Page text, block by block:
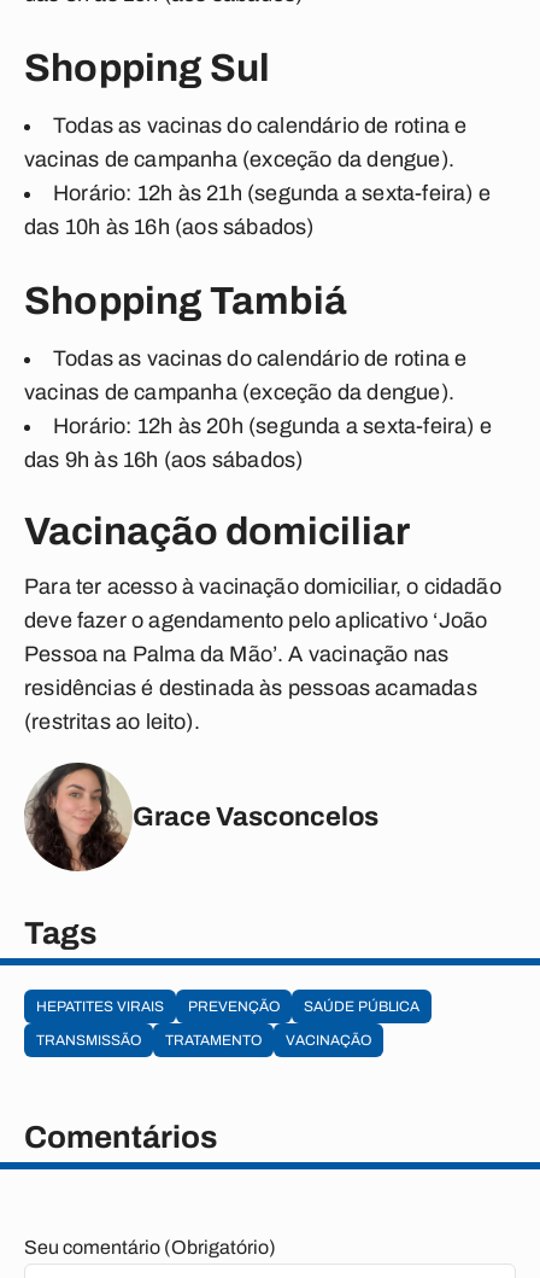
Shopping Sul
Todas as vacinas do calendário de rotina e
vacinas de campanha (exceção da dengue).
Horário: 12h às 21h (segunda a sexta-feira) e
das 10h às 16h (aos sábados)
Shopping Tambiá
Todas as vacinas do calendário de rotina e
vacinas de campanha (exceção da dengue).
Horário: 12h às 20h (segunda a sexta-feira) e
das 9h às 16h (aos sábados)
Vacinação domiciliar
Para ter acesso à vacinação domiciliar, o cidadão
deve fazer o agendamento pelo aplicativo ‘João
Pessoa na Palma da Mão’. A vacinação nas
residências é destinada às pessoas acamadas
(restritas ao leito).
Grace Vasconcelos
Tags
HEPATITES VIRAIS PREVENÇÃO
SAÚDE PÚBLICA
TRANSMISSÃO
TRATAMENTO VACINAÇÃO
Comentários
Seu comentário (Obrigatório)